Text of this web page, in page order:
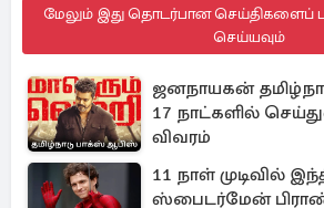
மேலும் இது தொடர்பான செய்திகளைப்
செய்யவும்
ஜனநாயகன்
17 நாட்களில்
விவரம்
11 நாள் முடிவில்
ஸ்பைடர்மேன்